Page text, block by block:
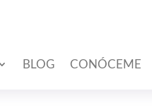
BLOG CONÓCEME